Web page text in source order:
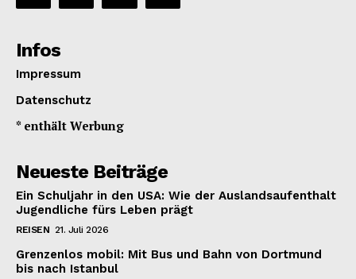
Infos
Impressum
Datenschutz
* enthält Werbung
Neueste Beiträge
Ein Schuljahr in den USA: Wie der Auslandsaufenthalt
Jugendliche fürs Leben prägt
REISEN 21. Juli 2026
Grenzenlos mobil: Mit Bus und Bahn von Dortmund
bis nach Istanbul